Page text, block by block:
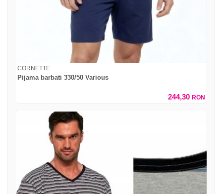
CORNETTE
Pijama barbati 330/50 Various
244,30 RON